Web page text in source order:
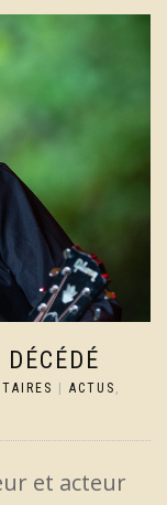
| ACTUS
et acteur